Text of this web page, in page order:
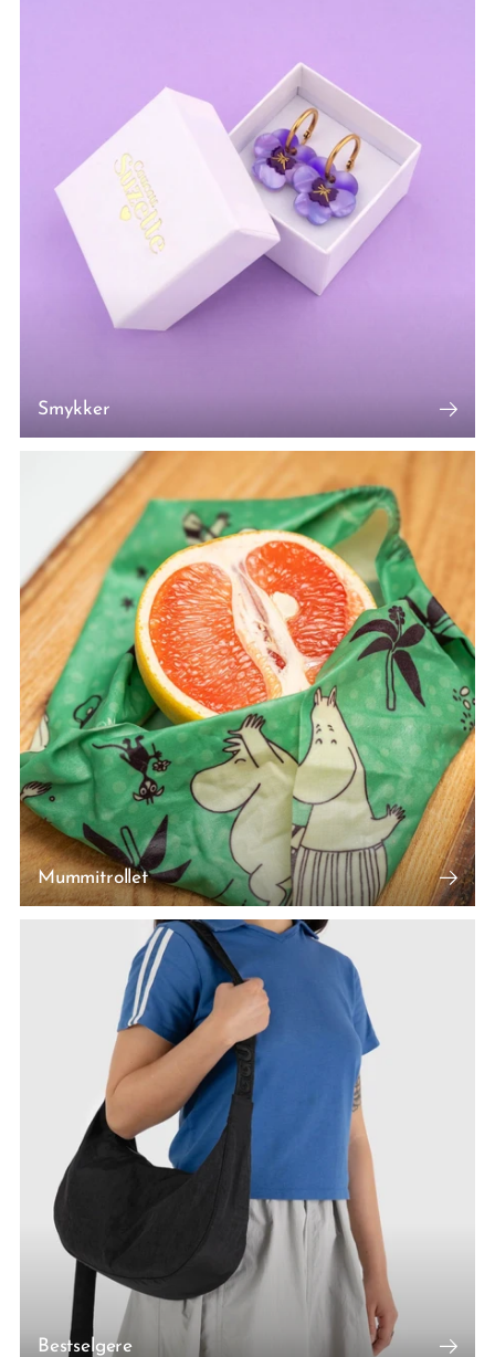
Smykker
Mummitrollet
Bestselgere